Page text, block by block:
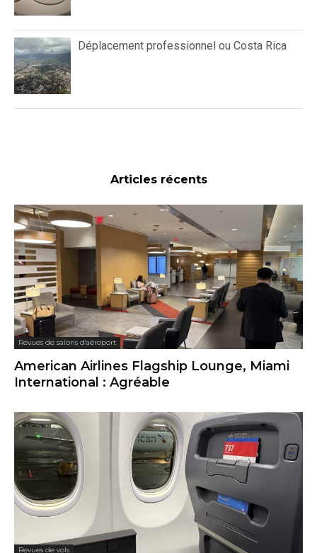
Déplacement professionnel ou Costa Rica
Articles récents
Revues de salons d'aéroport
American Airlines Flagship Lounge, Miami
International : Agréable
Revues de vols